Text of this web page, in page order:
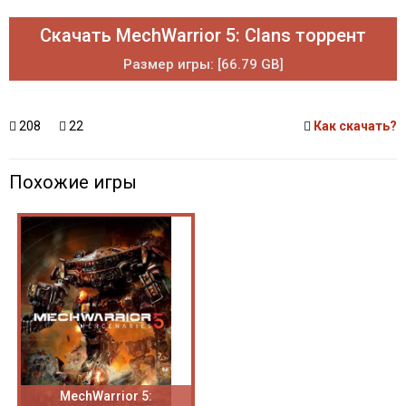
Скачать MechWarrior 5: Clans торрент
Размер игры: [66.79 GB]
208 22 Как скачать?
Похожие игры
MechWarrior 5: